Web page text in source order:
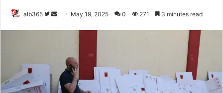
alb365
Follow
Send May 19, 2025 0 271 3 minutes read